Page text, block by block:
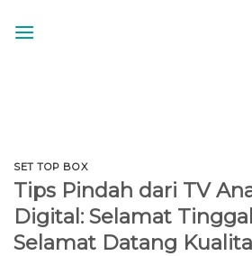
SET TOP BOX
Tips Pindah dari TV
Digital: Selamat
Selamat Datang